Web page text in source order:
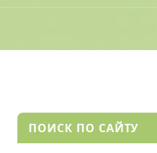
ПОИСК ПО САЙТУ